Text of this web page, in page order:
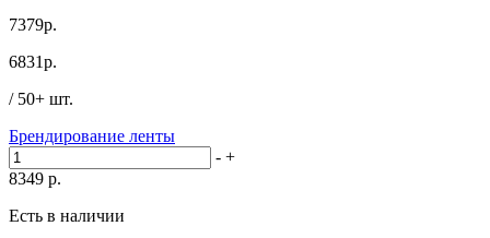
7379р.
6831р.
/ 50+ шт.
Брендирование ленты
- +
8349 р.
Есть в наличии